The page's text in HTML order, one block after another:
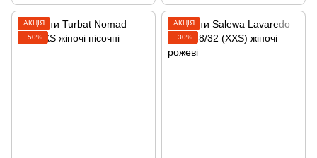
АКЦІЯ
−50%
АКЦІЯ
−30%